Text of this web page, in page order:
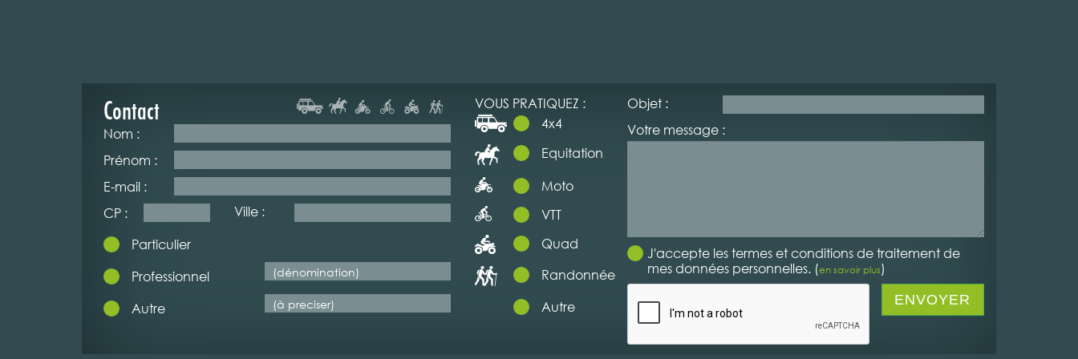
Contact
Nom :
Prénom :
E-mail :
CP :
Ville :
Particulier
Professionnel
Autre
VOUS PRATIQUEZ :
4x4
Equitation
Moto
VTT
Quad
Randonnée
Autre
Objet :
Votre message :
J'accepte les termes et conditions de traitement de
mes données personnelles. (en savoir plus)